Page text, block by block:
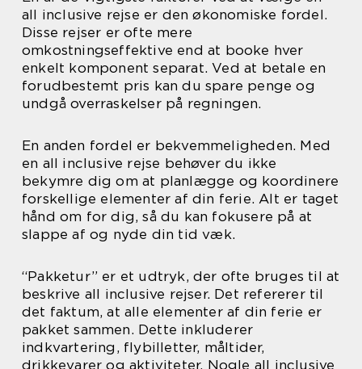
all inclusive rejse er den økonomiske fordel.
Disse rejser er ofte mere
omkostningseffektive end at booke hver
enkelt komponent separat. Ved at betale en
forudbestemt pris kan du spare penge og
undgå overraskelser på regningen.
En anden fordel er bekvemmeligheden. Med
en all inclusive rejse behøver du ikke
bekymre dig om at planlægge og koordinere
forskellige elementer af din ferie. Alt er taget
hånd om for dig, så du kan fokusere på at
slappe af og nyde din tid væk.
“Pakketur” er et udtryk, der ofte bruges til at
beskrive all inclusive rejser. Det refererer til
det faktum, at alle elementer af din ferie er
pakket sammen. Dette inkluderer
indkvartering, flybilletter, måltider,
drikkevarer og aktiviteter. Nogle all inclusive